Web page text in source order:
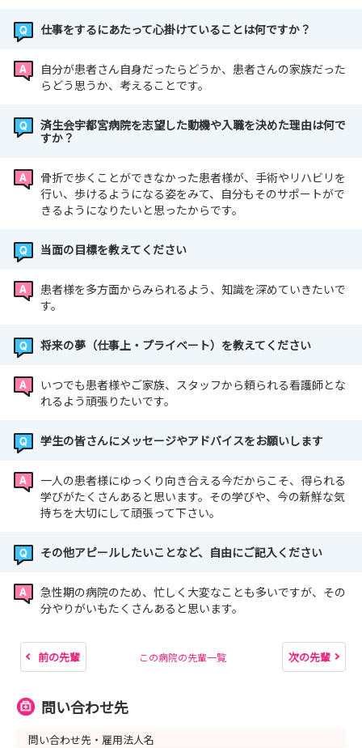
仕事をするにあたって心掛けていることは何ですか？
自分が患者さん自身だったらどうか、患者さんの家族だった
らどう思うか、考えることです。
済生会宇都宮病院を志望した動機や入職を決めた理由は何で
すか？
骨折で歩くことができなかった患者様が、手術やリハビリを
行い、歩けるようになる姿をみて、自分もそのサポートがで
きるようになりたいと思ったからです。
当面の目標を教えてください
患者様を多方面からみられるよう、知識を深めていきたいで
す。
将来の夢（仕事上・プライベート）を教えてください
いつでも患者様やご家族、スタッフから頼られる看護師とな
れるよう頑張りたいです。
学生の皆さんにメッセージやアドバイスをお願いします
一人の患者様にゆっくり向き合える今だからこそ、得られる
学びがたくさんあると思います。その学びや、今の新鮮な気
持ちを大切にして頑張って下さい。
その他アピールしたいことなど、自由にご記入ください
急性期の病院のため、忙しく大変なことも多いですが、その
分やりがいもたくさんあると思います。
前の先輩 この病院の先輩一覧 次の先輩
問い合わせ先
問い合わせ先・雇用法人名